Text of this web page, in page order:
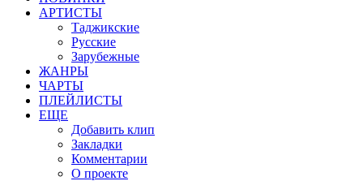
АРТИСТЫ
Таджикские
Русские
Зарубежные
ЖАНРЫ
ЧАРТЫ
ПЛЕЙЛИСТЫ
ЕЩЕ
Добавить клип
Закладки
Комментарии
О проекте